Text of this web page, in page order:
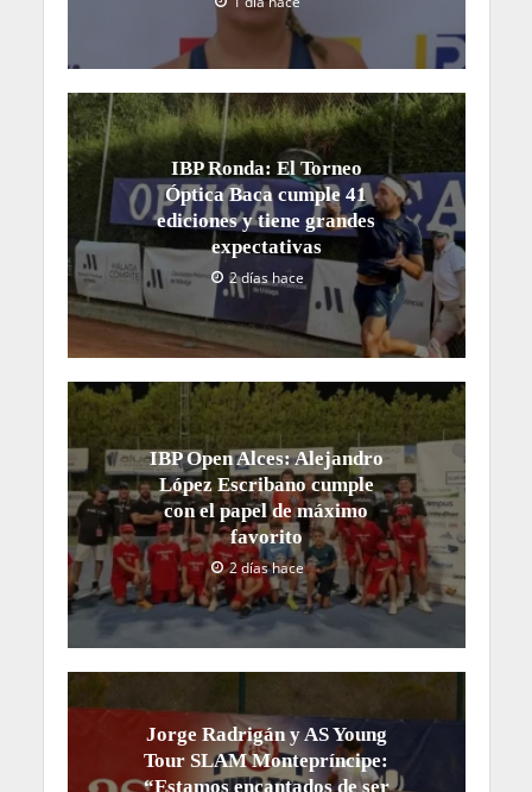
IBP Ronda: El Torneo
Óptica Baca cumple 41
ediciones y tiene grandes
expectativas
2 días hace
IBP Open Alces: Alejandro
López Escribano cumple
con el papel de máximo
favorito
2 días hace
Jorge Radrigán y AS Young
Tour SLAM Montepríncipe:
“Estamos encantados de ser